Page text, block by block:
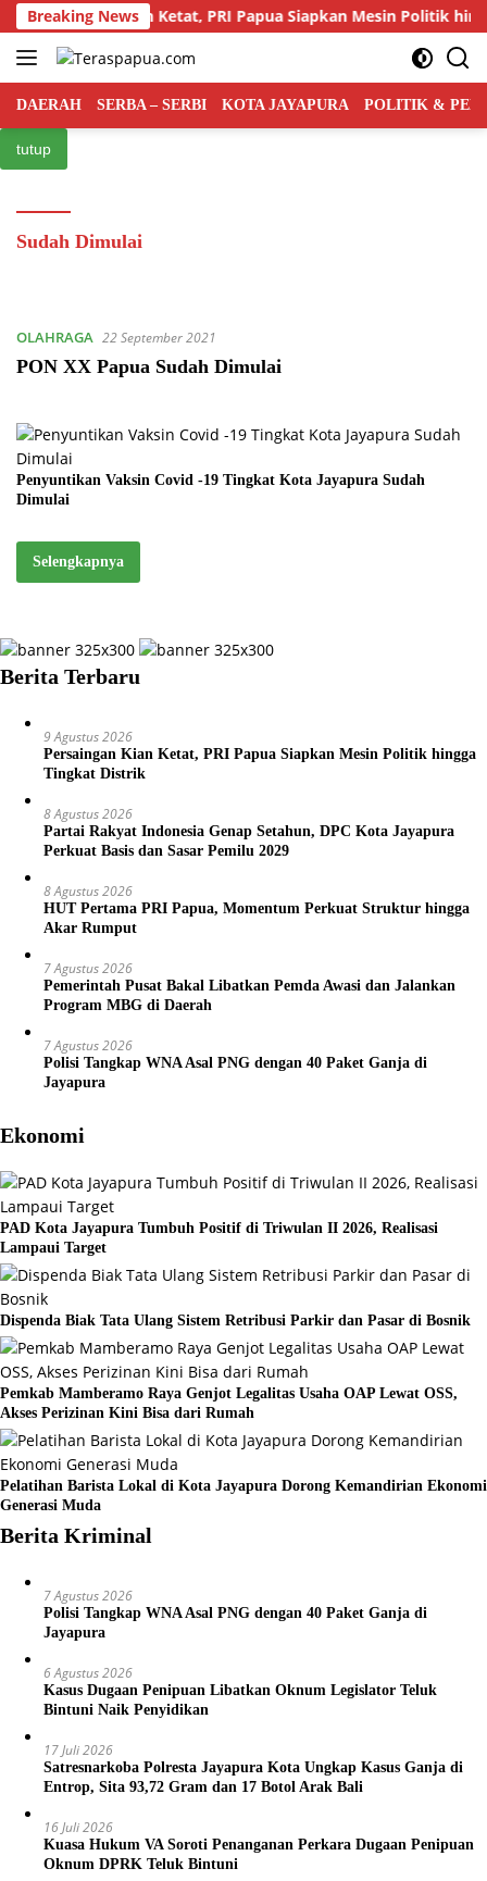
Langsung
ke
konten
Breaking News
Persaingan Kian Ketat, PRI Papua Siapkan Mesin Politik
DAERAH SERBA – SERBI KOTA JAYAPURA POLITIK &
tutup
Sudah Dimulai
OLAHRAGA 22 September 2021
PON XX Papua Sudah Dimulai
Penyuntikan Vaksin Covid -19 Tingkat Kota Jayapura Sudah
Dimulai
Selengkapnya
Berita Terbaru
9 Agustus 2026
Persaingan Kian Ketat, PRI Papua Siapkan Mesin Politik hingga
Tingkat Distrik
8 Agustus 2026
Partai Rakyat Indonesia Genap Setahun, DPC Kota Jayapura
Perkuat Basis dan Sasar Pemilu 2029
8 Agustus 2026
HUT Pertama PRI Papua, Momentum Perkuat Struktur hingga
Akar Rumput
7 Agustus 2026
Pemerintah Pusat Bakal Libatkan Pemda Awasi dan Jalankan
Program MBG di Daerah
7 Agustus 2026
Polisi Tangkap WNA Asal PNG dengan 40 Paket Ganja di
Jayapura
Ekonomi
PAD Kota Jayapura Tumbuh Positif di Triwulan II 2026, Realisasi
Lampaui Target
Dispenda Biak Tata Ulang Sistem Retribusi Parkir dan Pasar di Bosnik
Pemkab Mamberamo Raya Genjot Legalitas Usaha OAP Lewat OSS,
Akses Perizinan Kini Bisa dari Rumah
Pelatihan Barista Lokal di Kota Jayapura Dorong Kemandirian Ekonomi
Generasi Muda
Berita Kriminal
7 Agustus 2026
Polisi Tangkap WNA Asal PNG dengan 40 Paket Ganja di
Jayapura
6 Agustus 2026
Kasus Dugaan Penipuan Libatkan Oknum Legislator Teluk
Bintuni Naik Penyidikan
17 Juli 2026
Satresnarkoba Polresta Jayapura Kota Ungkap Kasus Ganja di
Entrop, Sita 93,72 Gram dan 17 Botol Arak Bali
16 Juli 2026
Kuasa Hukum VA Soroti Penanganan Perkara Dugaan Penipuan
Oknum DPRK Teluk Bintuni